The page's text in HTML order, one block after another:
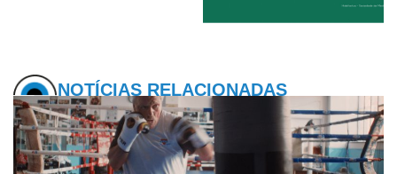
NOTÍCIAS RELACIONADAS